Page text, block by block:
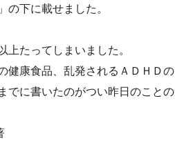
下に載せました。
たってしまいました。
健康食品、乱発されるＡＤＨＤの
でに書いたのがつい昨日のことの